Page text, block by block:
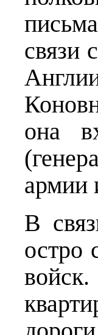
связи
она
армии
В
остро